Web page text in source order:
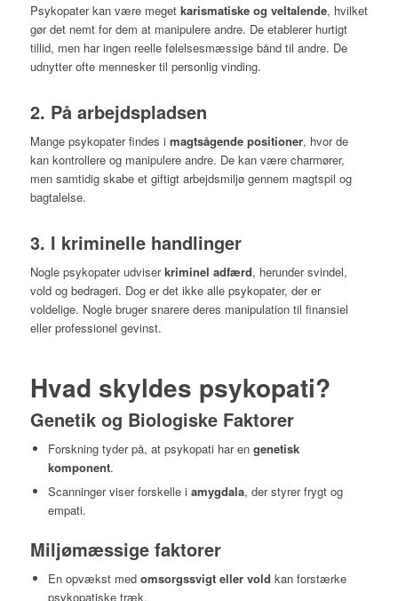
Psykopater kan være meget karismatiske og veltalende, hvilket
gør det nemt for dem at manipulere andre. De etablerer hurtigt
tillid, men har ingen reelle følelsesmæssige bånd til andre. De
udnytter ofte mennesker til personlig vinding.
2. På arbejdspladsen
Mange psykopater findes i magtsågende positioner, hvor de
kan kontrollere og manipulere andre. De kan være charmører,
men samtidig skabe et giftigt arbejdsmiljø gennem magtspil og
bagtalelse.
3. I kriminelle handlinger
Nogle psykopater udviserkriminel adfærd, herunder svindel,
vold og bedrageri. Dog er det ikke alle psykopater, der er
voldelige. Nogle bruger snarere deres manipulation til finansiel
eller professionel gevinst.
Hvad skyldes psykopati?
Genetik og Biologiske Faktorer
Forskning tyder på, at psykopati har en genetisk
komponent.
Scanninger viser forskelle i amygdala, der styrer frygt og
empati.
Miljømæssige faktorer
En opvækst med omsorgssvigt eller vold kan forstærke
psykopatiske træk.